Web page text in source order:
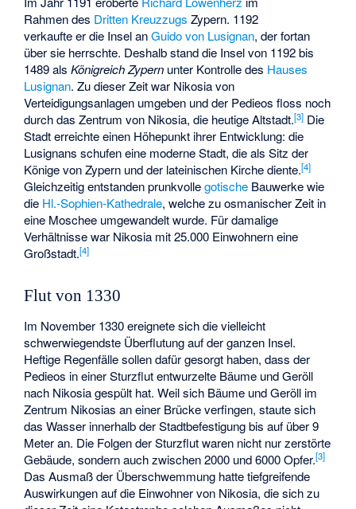
Rahmen des Dritten Kreuzzugs Zypern. 1192
verkaufte er die Insel anGuido von Lusignan, der fortan
über sie herrschte. Deshalb stand die Insel von 1192 bis
1489 alsKönigreich Zypern unter Kontrolle des Hauses
Lusignan. Zu dieser Zeit war Nikosia von
Verteidigungsanlagen umgeben und der Pedieos floss noch
durch das Zentrum von Nikosia, die heutige Altstadt.[3] Die
Stadt erreichte einen Höhepunkt ihrer Entwicklung: die
Lusignans schufen eine moderne Stadt, die als Sitz der
Könige von Zypern und der lateinischen Kirche diente.[4]
Gleichzeitig entstanden prunkvollegotische Bauwerke wie
die Hl.-Sophien-Kathedrale, welche zu osmanischer Zeit in
eine Moschee umgewandelt wurde. Für damalige
Verhältnisse war Nikosia mit 25.000 Einwohnern eine
Großstadt.[4]
Flut von 1330
Im November 1330 ereignete sich die vielleicht
schwerwiegendste Überflutung auf der ganzen Insel.
Heftige Regenfälle sollen dafür gesorgt haben, dass der
Pedieos in einer Sturzflut entwurzelte Bäume und Geröll
nach Nikosia gespült hat. Weil sich Bäume und Geröll im
Zentrum Nikosias an einer Brücke verfingen, staute sich
das Wasser innerhalb der Stadtbefestigung bis auf über 9
Meter an. Die Folgen der Sturzflut waren nicht nur zerstörte
Gebäude, sondern auch zwischen 2000 und 6000 Opfer.[3]
Das Ausmaß der Überschwemmung hatte tiefgreifende
Auswirkungen auf die Einwohner von Nikosia, die sich zu